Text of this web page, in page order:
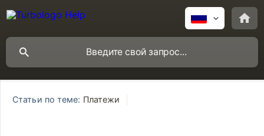
Статьи по теме: Платежи